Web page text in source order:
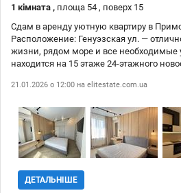
1 кімната , площа 54 , поверх 15
Сдам в аренду уютную квартиру в
Расположение: Генуэзская ул. —
жизни, рядом море и все необходимые
находится на 15 этаже 24-этажного
площадь: 54 кв.м отдельная спальня,
проживания. Балкон — наслаждайтесь
город и море! В квартире имеется вся
холодильник, посудомоечная
телевизор и кондиционер для вашего
аренды: 750 $ в месяц. Не упустите
этой чудесной квартиры! Звоните и
21.01.2026 о 12:00 на elitestate.com.ua
ДЕТАЛЬНІШЕ